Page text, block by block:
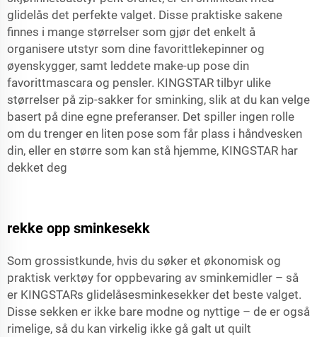
glidelås det perfekte valget. Disse praktiske sakene
finnes i mange størrelser som gjør det enkelt å
organisere utstyr som dine favorittlekepinner og
øyenskygger, samt leddete make-up pose din
favorittmascara og pensler. KINGSTAR tilbyr ulike
størrelser på zip-sakker for sminking, slik at du kan velge
basert på dine egne preferanser. Det spiller ingen rolle
om du trenger en liten pose som får plass i håndvesken
din, eller en større som kan stå hjemme, KINGSTAR har
dekket deg
rekke opp sminkesekk
Som grossistkunde, hvis du søker et økonomisk og
praktisk verktøy for oppbevaring av sminkemidler – så
er KINGSTARs glidelåsesminkesekker det beste valget.
Disse sekken er ikke bare modne og nyttige – de er også
rimelige, så du kan virkelig ikke gå galt ut quilt